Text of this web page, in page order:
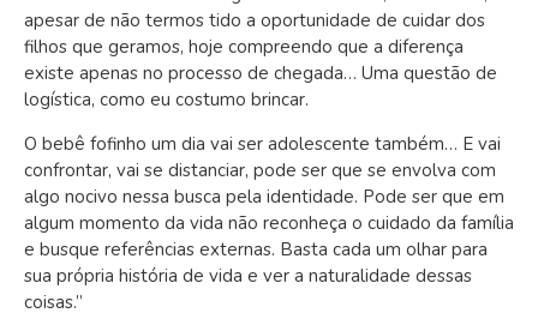
apesar de não termos tido a oportunidade de cuidar dos
filhos que geramos, hoje compreendo que a diferença
existe apenas no processo de chegada… Uma questão de
logística, como eu costumo brincar.
O bebê fofinho um dia vai ser adolescente também… E vai
confrontar, vai se distanciar, pode ser que se envolva com
algo nocivo nessa busca pela identidade. Pode ser que em
algum momento da vida não reconheça o cuidado da família
e busque referências externas. Basta cada um olhar para
sua própria história de vida e ver a naturalidade dessas
coisas.”